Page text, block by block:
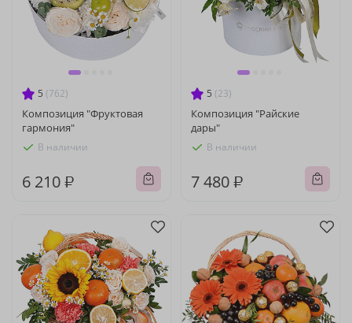
5 (762)
Композиция "Фруктовая
гармония"
В наличии
6 210 ₽
5 (23)
Композиция "Райские
дары"
В наличии
7 480 ₽